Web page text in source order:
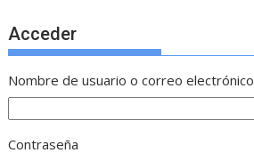
Acceder
Nombre de usuario o correo electrónico
Contraseña